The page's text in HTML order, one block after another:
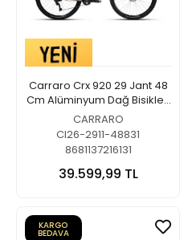
Carraro Crx 920 29 Jant 48
Cm Alüminyum Dağ Bisikleti
Kızıl Gümüş-Bordo
CARRARO
CI26-2911-48831
8681137216131
39.599,99 TL
KARGO
BEDAVA